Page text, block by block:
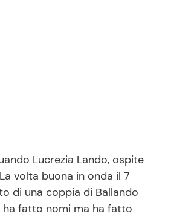
Lucrezia Lando, ospite
volta buona in onda il 7
di una coppia di Ballando
ha fatto nomi ma ha fatto